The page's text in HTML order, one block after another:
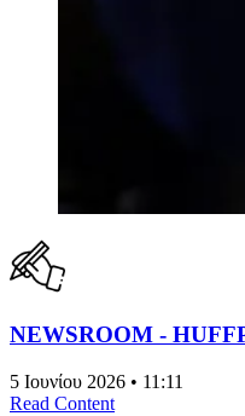
NEWSROOM -
5 Ιουνίου 2026 • 11:11
Read Content